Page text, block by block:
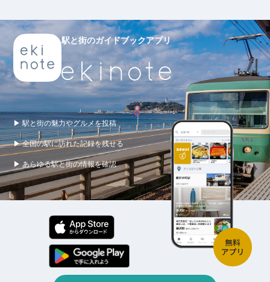
駅と街のガイドブックアプリ
▶ 駅と街の魅力やグルメを投稿
▶ 全国の駅に訪れた記録を残せる
▶ あらゆる駅と街の情報を確認